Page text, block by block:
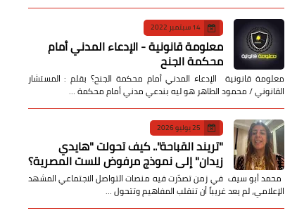
14 سبتمبر 2022
معلومة قانونية - الإدعاء المدني أمام
محكمة الجنح
معلومة قانونية الإدعاء المدني أمام محكمة الجنح؟ بقلم : المستشار
القانوني / محمود الطاهر هو ليه بندعي مدني أمام محكمة …
25 يوليو 2026
​"تريند القباحة".. كيف تحولت "هايدي
زيدان" إلى نموذج مرفوض للست المصرية؟
​ محمد أبو سيف ​في زمن تصدّرت فيه منصات التواصل الاجتماعي المشهد
الإعلامي، لم يعد غريباً أن تنقلب المفاهيم وتتحول …